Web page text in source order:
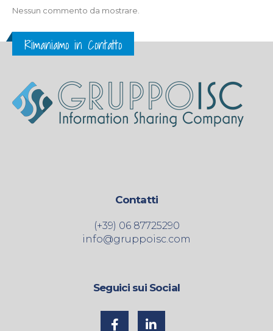
Nessun commento da mostrare.
Rimaniamo in Contatto
Contatti
(+39) 06 87725290
info@gruppoisc.com
Seguici sui Social